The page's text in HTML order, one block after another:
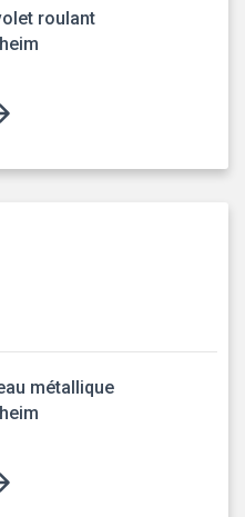
roulant
métallique